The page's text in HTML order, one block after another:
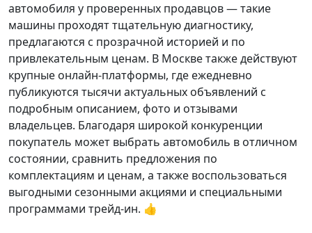
автомобиля у проверенных продавцов — такие
машины проходят тщательную диагностику,
предлагаются с прозрачной историей и по
привлекательным ценам. В Москве также действуют
крупные онлайн-платформы, где ежедневно
публикуются тысячи актуальных объявлений с
подробным описанием, фото и отзывами
владельцев. Благодаря широкой конкуренции
покупатель может выбрать автомобиль в отличном
состоянии, сравнить предложения по
комплектациям и ценам, а также воспользоваться
выгодными сезонными акциями и специальными
программами трейд-ин. 👍